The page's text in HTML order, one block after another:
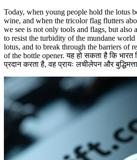
Today, when young people hold the lotus
wine, and when the tricolor flag flutters
we see is not only tools and flags, but also
to resist the turbidity of the mundane
lotus, and to break through the barriers of
of the bottle opener. यह हो सकता है कि
प्रदान करता है, वह प्रायः लचीलेपन और